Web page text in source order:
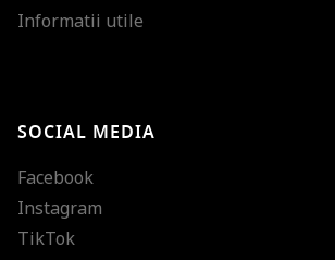
Informatii utile
SOCIAL MEDIA
Facebook
Instagram
TikTok